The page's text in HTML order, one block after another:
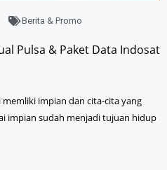
Berita & Promo
impian dan cita-cita yang
impian sudah menjadi tujuan hidup